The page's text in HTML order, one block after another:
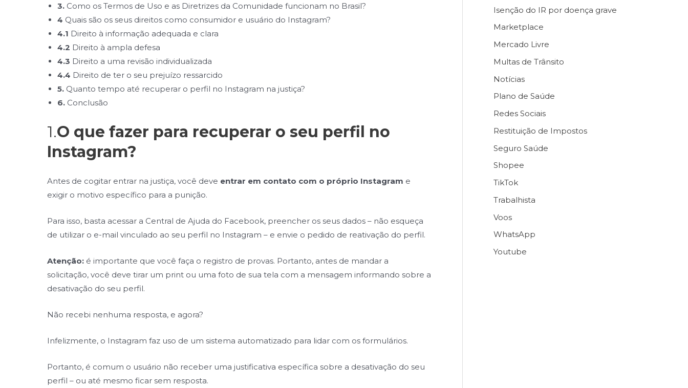
3. Como os Termos de Uso e as Diretrizes da Comunidade funcionam no Brasil?
4 Quais são os seus direitos como consumidor e usuário do Instagram?
4.1 Direito à informação adequada e clara
4.2 Direito à ampla defesa
4.3 Direito a uma revisão individualizada
4.4 Direito de ter o seu prejuízo ressarcido
5. Quanto tempo até recuperar o perfil no Instagram na justiça?
6. Conclusão
1.O que fazer para recuperar o seu perfil no
Instagram?
Antes de cogitar entrar na justiça, você deve entrar em contato com o próprio Instagram e
exigir o motivo específico para a punição.
Para isso, basta acessar a Central de Ajuda do Facebook, preencher os seus dados – não esqueça
de utilizar o e-mail vinculado ao seu perfil no Instagram – e envie o pedido de reativação do perfil.
Atenção: é importante que você faça o registro de provas. Portanto, antes de mandar a
solicitação, você deve tirar um print ou uma foto de sua tela com a mensagem informando sobre a
desativação do seu perfil.
Não recebi nenhuma resposta, e agora?
Infelizmente, o Instagram faz uso de um sistema automatizado para lidar com os formulários.
Portanto, é comum o usuário não receber uma justificativa específica sobre a desativação do seu
perfil – ou até mesmo ficar sem resposta.
Isenção do IR por doença grave
Marketplace
Mercado Livre
Multas de Trânsito
Notícias
Plano de Saúde
Redes Sociais
Restituição de Impostos
Seguro Saúde
Shopee
TikTok
Trabalhista
Voos
WhatsApp
Youtube